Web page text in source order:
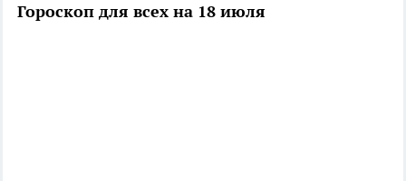
Гороскоп для всех на 18 июля